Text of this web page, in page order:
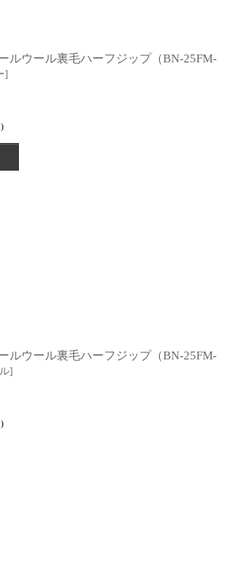
ルウール裏毛ハーフジップ（BN-25FM-
]
ルウール裏毛ハーフジップ（BN-25FM-
]